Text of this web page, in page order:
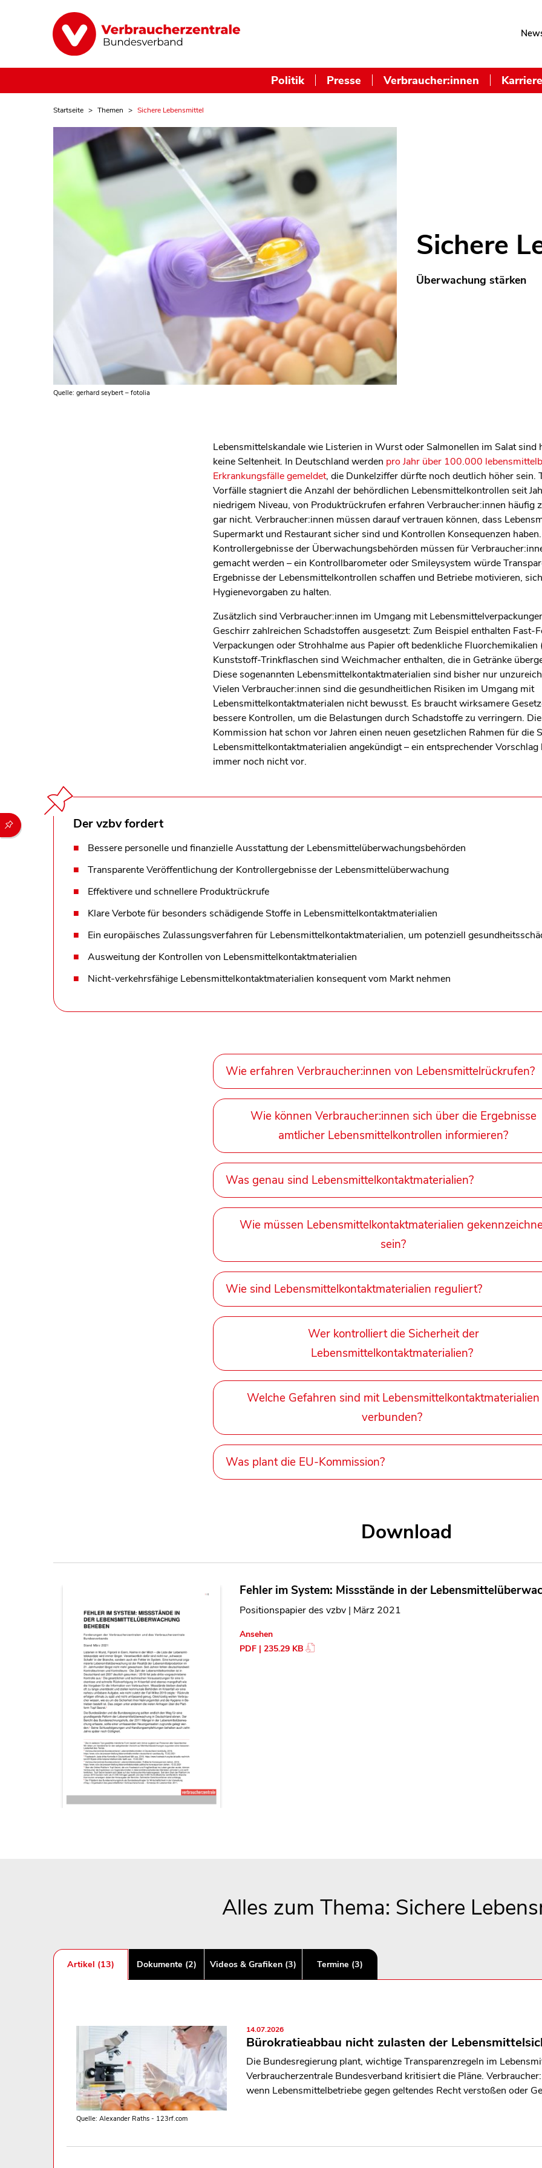
Politik Presse Verbraucher:innen Karriere
Durch die folgenden Buttons können Sie direkt auf einen speziellen Bereich des Inhaltes springen
Startseite Themen Sichere Lebensmittel
Quelle: gerhard seybert – fotolia
Sichere
Überwachung stärken
Lebensmittelskandale wie Listerien in Wurst oder Salmonellen im Salat sind
keine Seltenheit. In Deutschland werden pro Jahr über 100.000
Erkrankungsfälle gemeldet, die Dunkelziffer dürfte noch deutlich höher sein.
Vorfälle stagniert die Anzahl der behördlichen Lebensmittelkontrollen seit
niedrigem Niveau, von Produktrückrufen erfahren Verbraucher:innen häufig
gar nicht. Verbraucher:innen müssen darauf vertrauen können, dass
Supermarkt und Restaurant sicher sind und Kontrollen Konsequenzen
Kontrollergebnisse der Überwachungsbehörden müssen für
gemacht werden – ein Kontrollbarometer oder Smileysystem würde
Ergebnisse der Lebensmittelkontrollen schaffen und Betriebe motivieren,
Hygienevorgaben zu halten.
Zusätzlich sind Verbraucher:innen im Umgang mit
Geschirr zahlreichen Schadstoffen ausgesetzt: Zum Beispiel enthalten Fast-
Verpackungen oder Strohhalme aus Papier oft bedenkliche Fluorchemikalien
Kunststoff-Trinkflaschen sind Weichmacher enthalten, die in Getränke
Diese sogenannten Lebensmittelkontaktmaterialien sind bisher nur
Vielen Verbraucher:innen sind die gesundheitlichen Risiken im Umgang mit
Lebensmittelkontaktmaterialen nicht bewusst. Es braucht wirksamere
bessere Kontrollen, um die Belastungen durch Schadstoffe zu verringern.
Kommission hat schon vor Jahren einen neuen gesetzlichen Rahmen für die
Lebensmittelkontaktmaterialien angekündigt – ein entsprechender Vorschlag
immer noch nicht vor.
Der vzbv fordert
Bessere personelle und finanzielle Ausstattung der Lebensmittelüberwachungsbehörden
Transparente Veröffentlichung der Kontrollergebnisse der Lebensmittelüberwachung
Effektivere und schnellere Produktrückrufe
Klare Verbote für besonders schädigende Stoffe in Lebensmittelkontaktmaterialien
Ein europäisches Zulassungsverfahren für Lebensmittelkontaktmaterialien, um potenziell
Ausweitung der Kontrollen von Lebensmittelkontaktmaterialien
Nicht-verkehrsfähige Lebensmittelkontaktmaterialien konsequent vom Markt nehmen
Wie erfahren Verbraucher:innen von Lebensmittelrückrufen?
Wie können Verbraucher:innen sich über die Ergebnisse
amtlicher Lebensmittelkontrollen informieren?
Was genau sind Lebensmittelkontaktmaterialien?
Wie müssen Lebensmittelkontaktmaterialien
sein?
Wie sind Lebensmittelkontaktmaterialien reguliert?
Wer kontrolliert die Sicherheit der
Lebensmittelkontaktmaterialien?
Welche Gefahren sind mit Lebensmittelkontaktmaterialien
verbunden?
Was plant die EU-Kommission?
Download
Fehler im System: Missstände in der
Positionspapier des vzbv | März 2021
Ansehen
PDF | 235.29 KB
Alles zum Thema: Sichere
Artikel (13) Dokumente (2) Videos & Grafiken (3) Termine (3)
Quelle: Alexander Raths - 123rf.com
14.07.2026
Bürokratieabbau nicht zulasten der
Die Bundesregierung plant, wichtige Transparenzregeln im
Verbraucherzentrale Bundesverband kritisiert die Pläne.
wenn Lebensmittelbetriebe gegen geltendes Recht verstoßen oder